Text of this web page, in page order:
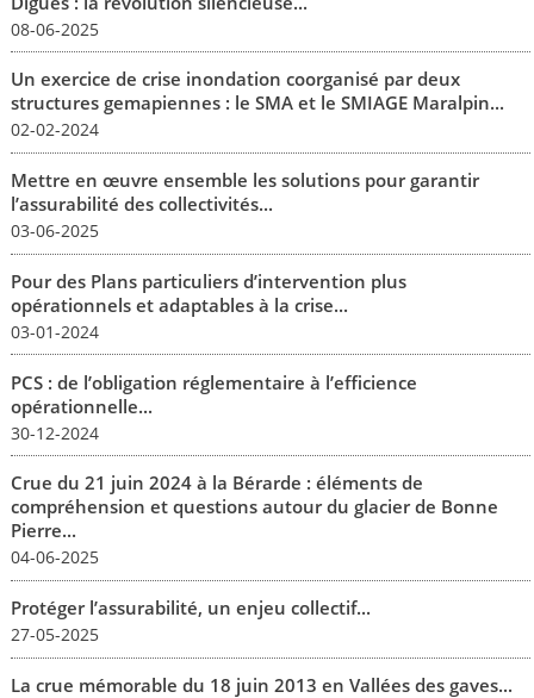
08-06-2025
Un exercice de crise inondation coorganisé par deux
structures gemapiennes : le SMA et le SMIAGE Maralpin...
02-02-2024
Mettre en œuvre ensemble les solutions pour garantir
l’assurabilité des collectivités...
03-06-2025
Pour des Plans particuliers d’intervention plus
opérationnels et adaptables à la crise...
03-01-2024
PCS : de l’obligation réglementaire à l’efficience
opérationnelle...
30-12-2024
Crue du 21 juin 2024 à la Bérarde : éléments de
compréhension et questions autour du glacier de Bonne
Pierre...
04-06-2025
Protéger l’assurabilité, un enjeu collectif...
27-05-2025
La crue mémorable du 18 juin 2013 en Vallées des gaves...